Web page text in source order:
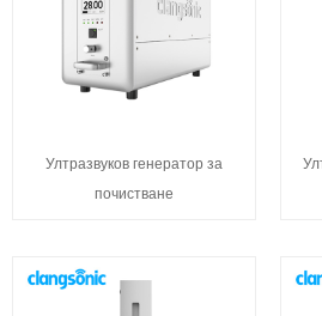
Ултразвуков генератор за
почистване